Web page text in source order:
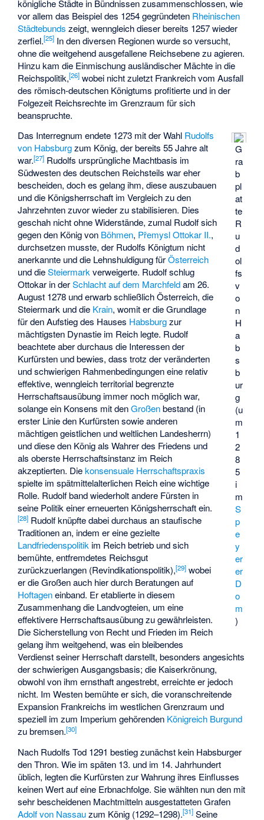
königliche Städte in Bündnissen zusammenschlossen, wie
vor allem das Beispiel des 1254 gegründeten Rheinischen
Städtebunds zeigt, wenngleich dieser bereits 1257 wieder
zerfiel.[25] In den diversen Regionen wurde so versucht,
ohne die weitgehend ausgefallene Reichsebene zu agieren.
Hinzu kam die Einmischung ausländischer Mächte in die
Reichspolitik,[26] wobei nicht zuletzt Frankreich vom Ausfall
des römisch-deutschen Königtums profitierte und in der
Folgezeit Reichsrechte im Grenzraum für sich
beanspruchte.
G
ra
b
pl
at
te
R
u
d
ol
fs
v
o
n
H
a
b
s
b
ur
g
(u
m
1
2
8
5
i
m
S
p
e
y
er
er
D
o
m
)
Das Interregnum endete 1273 mit der Wahl Rudolfs
von Habsburgzum König, der bereits 55 Jahre alt
war.[27] Rudolfs ursprüngliche Machtbasis im
Südwesten des deutschen Reichsteils war eher
bescheiden, doch es gelang ihm, diese auszubauen
und die Königsherrschaft im Vergleich zu den
Jahrzehnten zuvor wieder zu stabilisieren. Dies
geschah nicht ohne Widerstände, zumal Rudolf sich
gegen den König von Böhmen, Přemysl Ottokar II.,
durchsetzen musste, der Rudolfs Königtum nicht
anerkannte und die LehnshuldigungfürÖsterreich
und dieSteiermarkverweigerte. Rudolf schlug
Ottokar in derSchlacht auf dem Marchfeldam 26.
August 1278 und erwarb schließlich Österreich, die
Steiermark und die Krain, womit er die Grundlage
für den Aufstieg des Hauses Habsburgzur
mächtigsten Dynastie im Reich legte. Rudolf
beachtete aber durchaus die Interessen der
Kurfürsten und bewies, dass trotz der veränderten
und schwierigen Rahmenbedingungen eine relativ
effektive, wenngleich territorial begrenzte
Herrschaftsausübung immer noch möglich war,
solange ein Konsens mit denGroßenbestand (in
erster Linie den Kurfürsten sowie anderen
mächtigen geistlichen und weltlichen Landesherrn)
und diese den König als Wahrer des Friedens und
als oberste Herrschaftsinstanz im Reich
akzeptierten. Diekonsensuale Herrschaftspraxis
spielte im spätmittelalterlichen Reich eine wichtige
Rolle. Rudolf band wiederholt andere Fürsten in
seine Politik einer erneuerten Königsherrschaft ein.
[28] Rudolf knüpfte dabei durchaus an staufische
Traditionen an, indem er eine gezielte
Landfriedenspolitik im Reich betrieb und sich
bemühte, entfremdetes Reichsgut
zurückzuerlangen (Revindikationspolitik),[29] wobei
er die Großen auch hier durch Beratungen auf
Hoftageneinband. Er etablierte in diesem
Zusammenhang die Landvogteien, um eine
effektivere Herrschaftsausübung zu gewährleisten.
Die Sicherstellung von Recht und Frieden im Reich
gelang ihm weitgehend, was ein bleibendes
Verdienst seiner Herrschaft darstellt, besonders angesichts
der schwierigen Ausgangsbasis; die Kaiserkrönung,
obwohl von ihm ernsthaft angestrebt, erreichte er jedoch
nicht. Im Westen bemühte er sich, die voranschreitende
Expansion Frankreichs im westlichen Grenzraum und
speziell im zum Imperium gehörenden Königreich Burgund
zu bremsen.[30]
Nach Rudolfs Tod 1291 bestieg zunächst kein Habsburger
den Thron. Wie im späten 13. und im 14. Jahrhundert
üblich, legten die Kurfürsten zur Wahrung ihres Einflusses
keinen Wert auf eine Erbnachfolge. Sie wählten nun den mit
sehr bescheidenen Machtmitteln ausgestatteten Grafen
Adolf von Nassauzum König (1292–1298).[31] Seine